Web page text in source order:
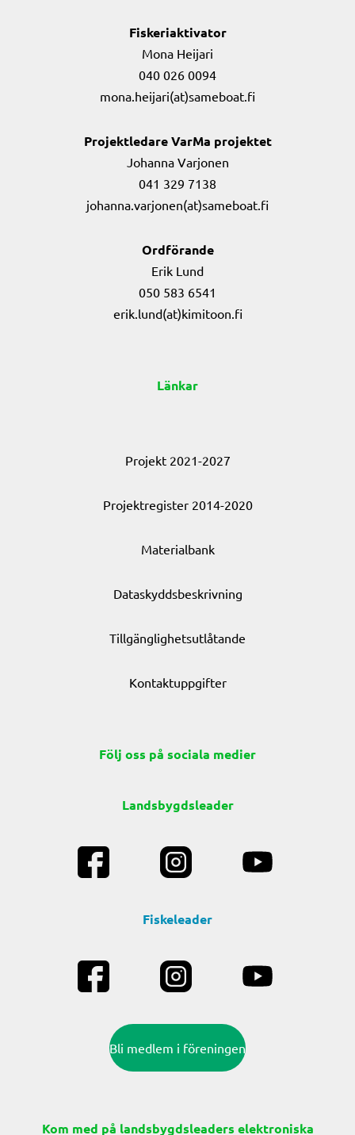
Fiskeriaktivator
Mona Heijari
040 026 0094
mona.heijari(at)sameboat.fi
Projektledare VarMa projektet
Johanna Varjonen
041 329 7138
johanna.varjonen(at)sameboat.fi
Ordförande
Erik Lund
050 583 6541
erik.lund(at)kimitoon.fi
Länkar
Projekt 2021-2027
Projektregister 2014-2020
Materialbank
Dataskyddsbeskrivning
Tillgänglighetsutlåtande
Kontaktuppgifter
Följ oss på sociala medier
Landsbygdsleader
Fiskeleader
Bli medlem i föreningen
Kom med på landsbygdsleaders elektroniska